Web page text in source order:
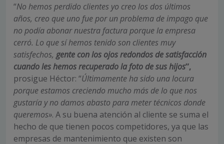
“No hemos perdido clientes yo creo los dos últimos
años, creo que uno fue por un problema de impago que
no podía abonar nuestra factura porque la empresa
cerró. Lo que sí hemos tenido son clientes muy
satisfechos, gente con los ojos redondos de satisfacción
cuando les hemos recuperado la foto de sus hijos”,
prosigue Héctor: “Últimamente ha sido una locura
porque estamos creciendo mucho más de lo que nos
gustaría y no damos abasto para meter técnicos donde
queremos». A su buena atención al cliente se suma el
hecho de que tienen pocos competidores, ya que las
empresas de mantenimiento que existen son